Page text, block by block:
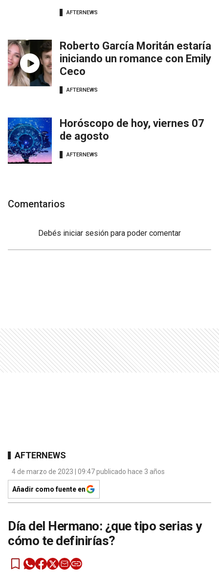
AFTERNEWS
Roberto García Moritán estaría
iniciando un romance con Emily
Ceco
AFTERNEWS
Horóscopo de hoy, viernes 07
de agosto
AFTERNEWS
Comentarios
Debés iniciar sesión para poder comentar
AFTERNEWS
4 de marzo de 2023 | 09:47 publicado hace 3 años
Añadir como fuente en
Día del Hermano: ¿que tipo serias y
cómo te definirías?